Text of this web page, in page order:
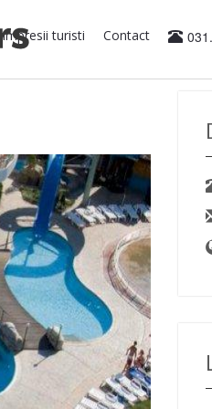
Impresii turisti Contact